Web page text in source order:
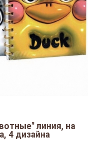
линия, на
4 дизайна